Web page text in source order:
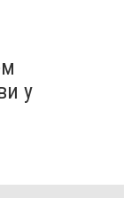
у